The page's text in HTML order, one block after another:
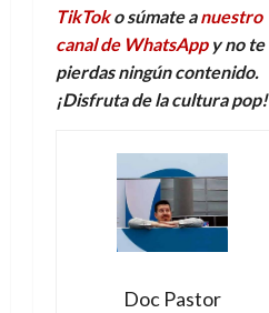
TikToko súmate anuestro
canal de WhatsAppy no te
pierdas ningún contenido.
¡Disfruta de laculturapop!
Doc Pastor